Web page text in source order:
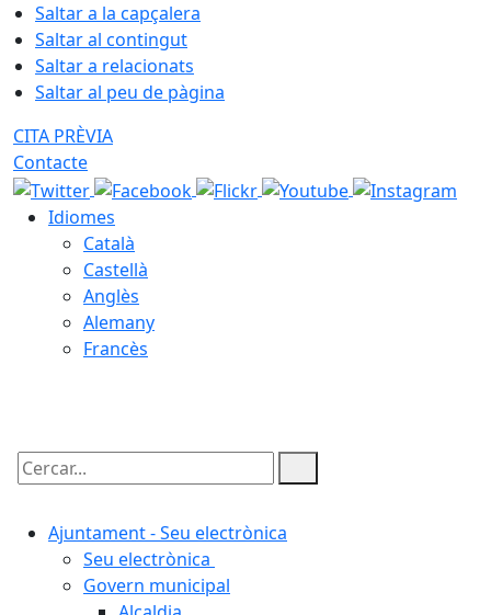
Saltar a la capçalera
Saltar al contingut
Saltar a relacionats
Saltar al peu de pàgina
CITA PRÈVIA
Contacte
Idiomes
Català
Castellà
Anglès
Alemany
Francès
Cercar:
Ajuntament - Seu electrònica
Seu electrònica
Govern municipal